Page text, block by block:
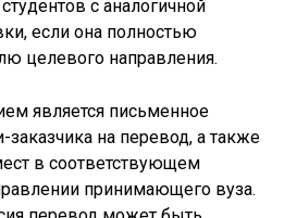
с аналогичной
если она полностью
целевого направления.
является письменное
заказчика на перевод, а также
в соответствующем
принимающего вуза.